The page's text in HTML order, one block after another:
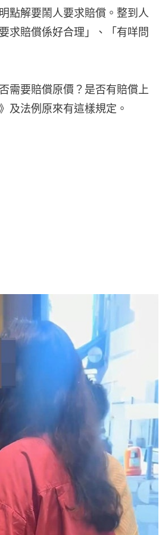
點解要鬧人要求賠償。整到人
求賠償係好合理」、「有咩問
需要賠償原價？是否有賠償上
及法例原來有這樣規定。